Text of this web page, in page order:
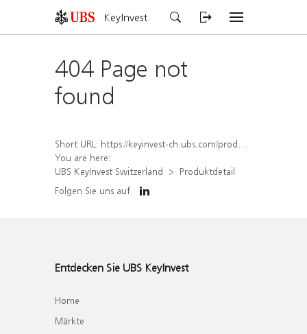
KeyInvest
404 Page not
found
Short URL: https://keyinvest-ch.ubs.com/produkt/detail/index/isin/CH1567392811
You are here:
UBS KeyInvest Switzerland
Produktdetail
Folgen Sie uns auf
Entdecken Sie UBS KeyInvest
Home
Märkte